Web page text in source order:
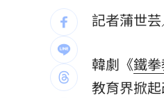
車是我的、
這大廠產能
記者蒲世
韓劇《鐵
教育界掀